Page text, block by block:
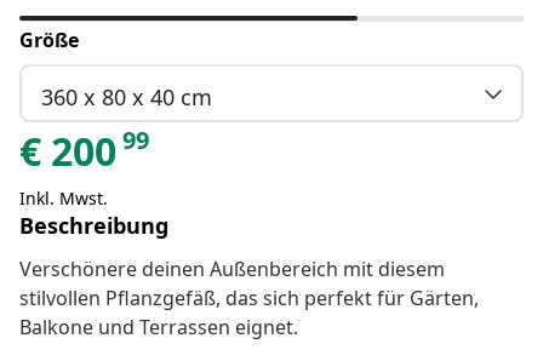
Größe
360 x 80 x 40 cm
€ 20099
Inkl. Mwst.
Beschreibung
Verschönere deinen Außenbereich mit diesem
stilvollen Pflanzgefäß, das sich perfekt für Gärten,
Balkone und Terrassen eignet.